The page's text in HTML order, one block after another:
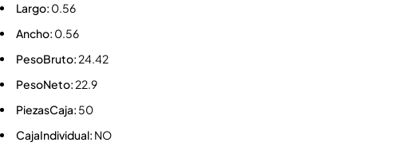
Largo: 0.56
Ancho: 0.56
PesoBruto: 24.42
PesoNeto: 22.9
PiezasCaja: 50
CajaIndividual: NO